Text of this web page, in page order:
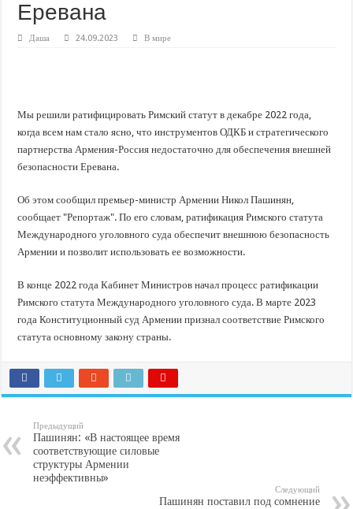
Важные правила обращения в вашу страховую компанию
Еревана
Даша 24.09.2023 В мире
Мы решили ратифицировать Римский статут в декабре 2022 года,
когда всем нам стало ясно, что инструментов ОДКБ и стратегического
партнерства Армения-Россия недостаточно для обеспечения внешней
безопасности Еревана.
Об этом сообщил премьер-министр Армении Никол Пашинян,
сообщает "Репортаж". По его словам, ратификация Римского статута
Международного уголовного суда обеспечит внешнюю безопасность
Армении и позволит использовать ее возможности.
В конце 2022 года Кабинет Министров начал процесс ратификации
Римского статута Международного уголовного суда. В марте 2023
года Конституционный суд Армении признал соответствие Римского
статута основному закону страны.
Предыдущий
Пашинян: «В настоящее время
соответствующие силовые
структуры Армении
неэффективны»
Следующий
Пашинян поставил под сомнение